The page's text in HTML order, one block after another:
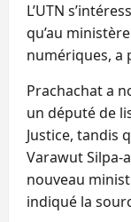
L’UTN
qu’au
numériques, a
Prachachat a
un député de
Justice, tandis
Varawut Silpa-
nouveau
indiqué la